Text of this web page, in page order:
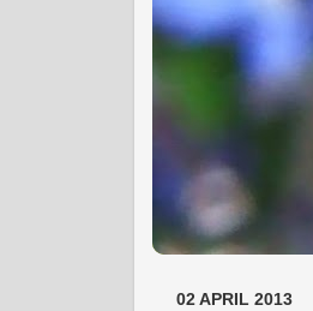
02 APRIL 2013